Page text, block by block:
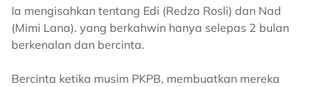
Ia mengisahkan tentang Edi (Redza Rosli) dan Nad
(Mimi Lana). yang berkahwin hanya selepas 2 bulan
berkenalan dan bercinta.
Bercinta ketika musim PKPB, membuatkan mereka